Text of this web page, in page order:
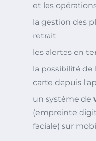
et les
la gestion des
retrait
les alertes en
la possibilité
carte depuis
un système de
(empreinte
faciale) sur